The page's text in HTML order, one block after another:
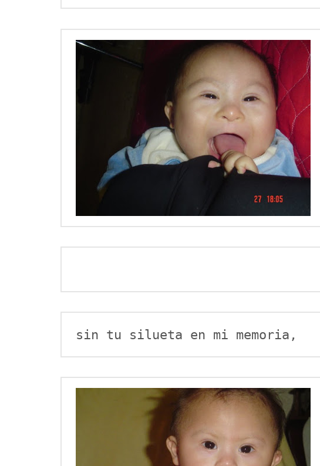
sin tu silueta en mi memoria,